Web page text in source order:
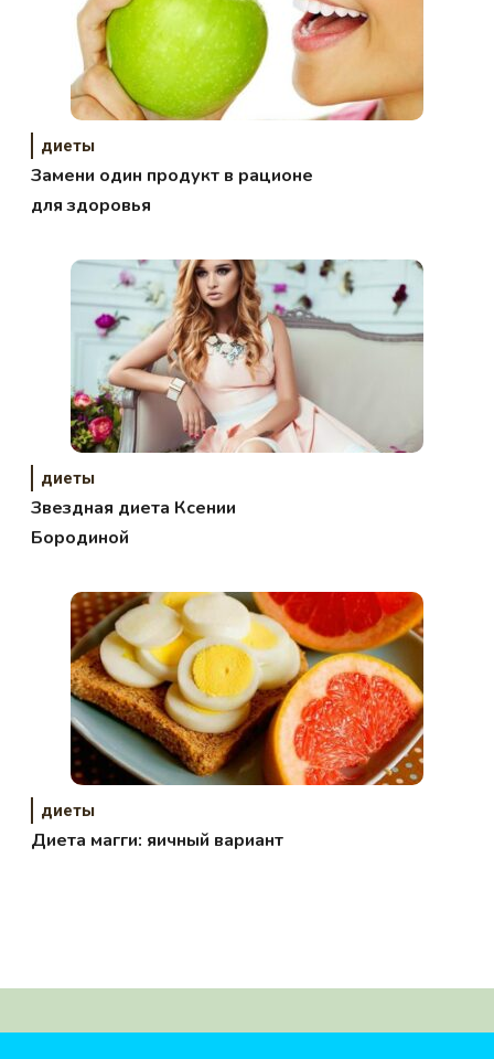
диеты
Замени один продукт в рационе
для здоровья
диеты
Звездная диета Ксении
Бородиной
диеты
Диета магги: яичный вариант